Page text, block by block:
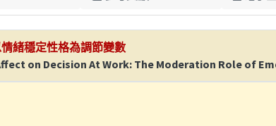
緒穩定性格為調節變數
on Decision At Work: The Moderation Role of